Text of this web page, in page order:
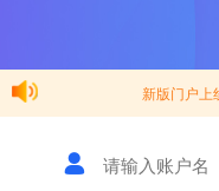
新版门户上